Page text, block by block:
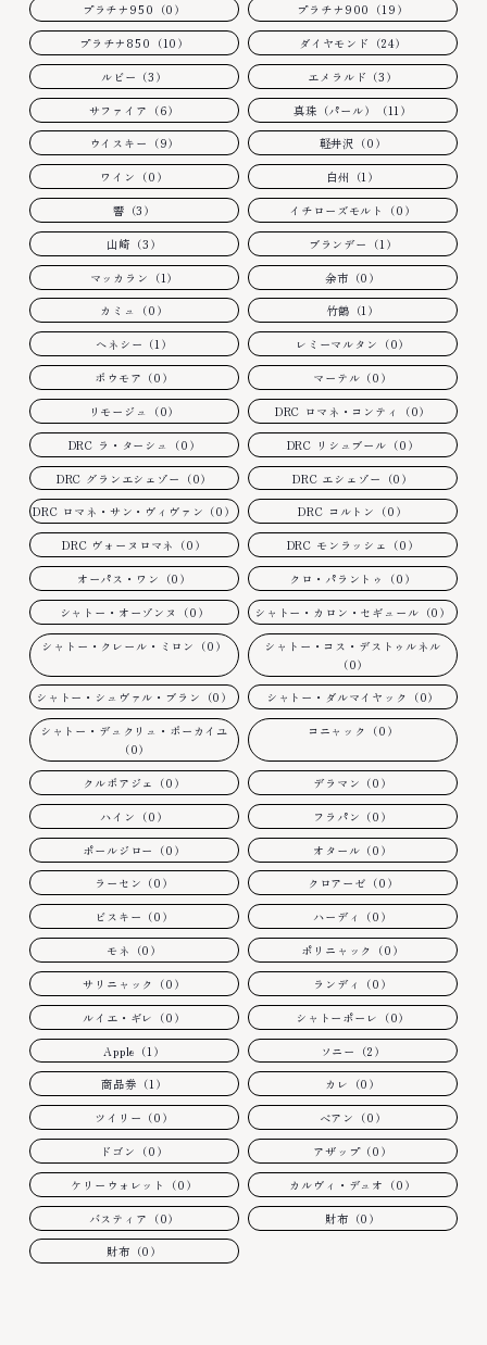
プラチナ950（0） プラチナ900（19）
プラチナ850（10） ダイヤモンド（24）
ルビー（3） エメラルド（3）
サファイア（6） 真珠（パール）（11）
ウイスキー（9） 軽井沢（0）
ワイン（0） 白州（1）
響（3） イチローズモルト（0）
山崎（3） ブランデー（1）
マッカラン（1） 余市（0）
カミュ（0） 竹鶴（1）
ヘネシー（1） レミーマルタン（0）
ボウモア（0） マーテル（0）
リモージュ（0） DRC ロマネ・コンティ（0）
DRC ラ・ターシュ（0） DRC リシュブール（0）
DRC グランエシェゾー（0） DRC エシェゾー（0）
DRC ロマネ・サン・ヴィヴァン（0） DRC コルトン（0）
DRC ヴォーヌロマネ（0） DRC モンラッシェ（0）
オーパス・ワン（0） クロ・パラントゥ（0）
シャトー・オーゾンヌ（0） シャトー・カロン・セギュール（0）
シャトー・クレール・ミロン（0）
シャトー・コス・デストゥルネル
（0）
シャトー・シュヴァル・ブラン（0） シャトー・ダルマイヤック（0）
シャトー・デュクリュ・ボーカイユ
（0）
コニャック（0）
クルボアジェ（0） デラマン（0）
ハイン（0） フラパン（0）
ポールジロー（0） オタール（0）
ラーセン（0） クロアーゼ（0）
ビスキー（0） ハーディ（0）
モネ（0） ポリニャック（0）
サリニャック（0） ランディ（0）
ルイエ・ギレ（0） シャトーポーレ（0）
Apple（1） ソニー（2）
商品券（1） カレ（0）
ツイリー（0） ベアン（0）
ドゴン（0） アザップ（0）
ケリーウォレット（0） カルヴィ・デュオ（0）
バスティア（0） 財布（0）
財布（0）